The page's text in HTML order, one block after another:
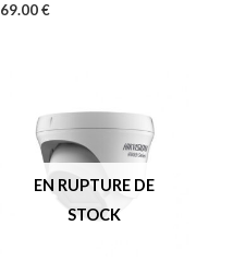
69.00€
EN RUPTURE DE
STOCK